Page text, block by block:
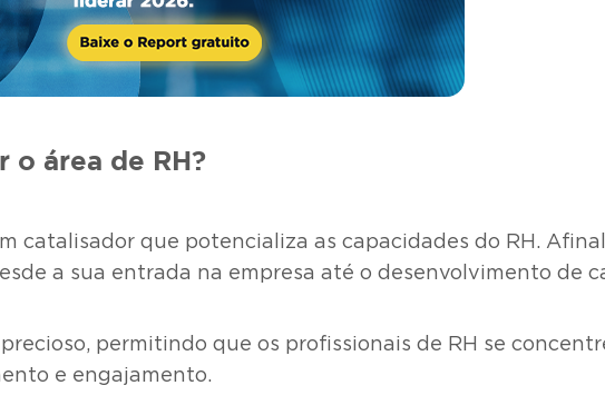
área de RH?
catalisador que potencializa as capacidades do RH.
a sua entrada na empresa até o desenvolvimento de
permitindo que os profissionais de RH se
e engajamento.